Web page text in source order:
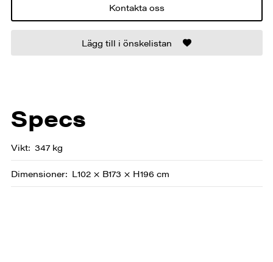
Kontakta oss
Lägg till i önskelistan
Specs
Vikt 347 kg
Dimensioner L102 × B173 × H196 cm